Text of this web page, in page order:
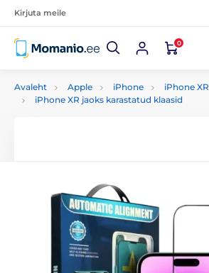
Kirjuta meile
0
Avaleht Apple iPhone
iPhone XR
iPhone XR jaoks karastatud klaasid